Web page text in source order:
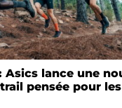
Asics lance une
pensée pour